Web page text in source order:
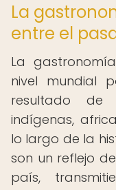
La
entre el
La
nivel mundial
resultado de
indígenas,
lo largo de la
son un reflejo
país,